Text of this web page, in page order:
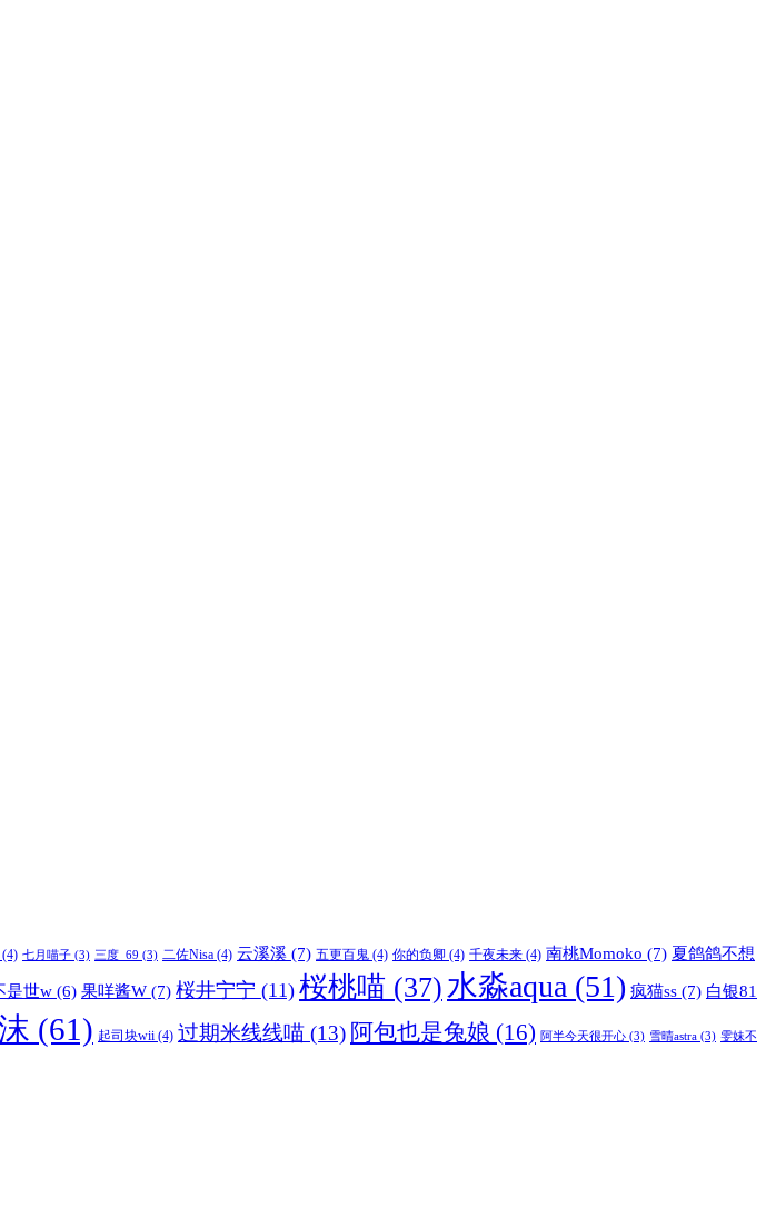
(4) 七月喵子 (3) 三度_69 (3) 二佐Nisa (4) 云溪溪 (7) 五更百鬼 (4) 你的负卿 (4) 千夜未来 (4) 南桃Momoko (7) 夏鸽鸽不想
是世w (6) 果咩酱W (7) 桜井宁宁 (11) 桜桃喵 (37) 水淼aqua (51) 疯猫ss (7) 白银81
(61) 起司块wii (4) 过期米线线喵 (13) 阿包也是兔娘 (16) 阿半今天很开心 (3) 雪晴astra (3) 雯妹不